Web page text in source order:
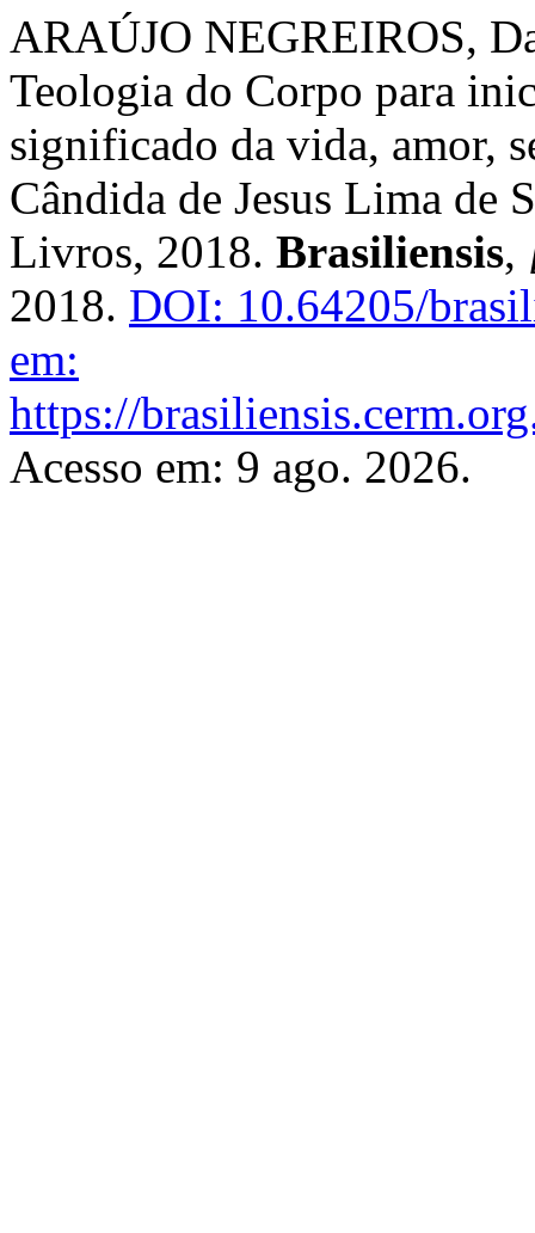
ARAÚJO NEGREIROS,
Teologia do Corpo para
significado da vida, amor,
Cândida de Jesus Lima de
Livros, 2018. Brasiliensis,
2018. DOI: 10.64205/
em:
https://
Acesso em: 9 ago. 2026.